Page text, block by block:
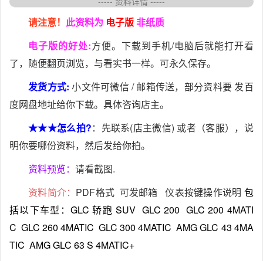
请注意！ 此资料为 电子版非纸质
电子版的好处:方便。下载到手机/电脑后就能打开看
了，随便翻页浏览，与看实书一样。可永久保存。
发货方式: 小文件可微信 / 邮箱传送，部分资料要 发百
度网盘地址给你下载。具体咨询店主。
★★★怎么拍?：先联系(店主微信) 或者（客服），说
明你要哪份资料，然后发给你拍。
资料预览： 请看截图.
资料简介： PDF格式 可发邮箱 仪表按键操作说明 包
括以下车型：GLC 轿跑 SUV GLC 200 GLC 200 4MATI
CGLC 260 4MATICGLC 300 4MATICAMG GLC 43 4MA
TIC AMG GLC 63 S 4MATIC+